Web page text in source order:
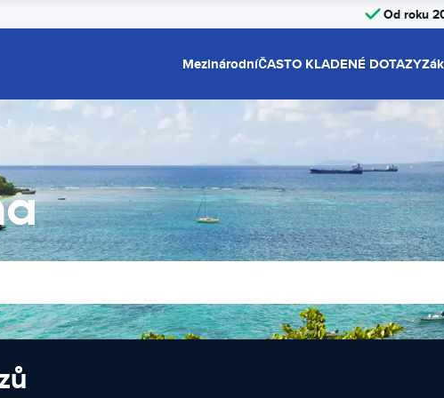
Od roku
MezinárodníČASTO KLADENÉ DOTAZY